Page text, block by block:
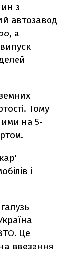
з
автозавод
, а
Тому
на 5-
і
Це
ввезення